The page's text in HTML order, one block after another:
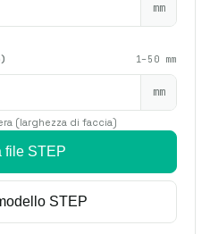
mm
1–50 mm
mm
(larghezza di faccia)
file STEP
STEP